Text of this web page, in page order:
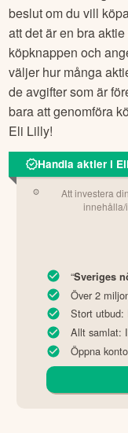
beslut om du vill
att det är en bra
köpknappen och
väljer hur många
de avgifter som är
bara att genomföra
Eli Lilly!
Handla aktier i
Att investera
innehålla/
“Sveriges
Över 2
Stort utbud:
Allt samlat:
Öppna